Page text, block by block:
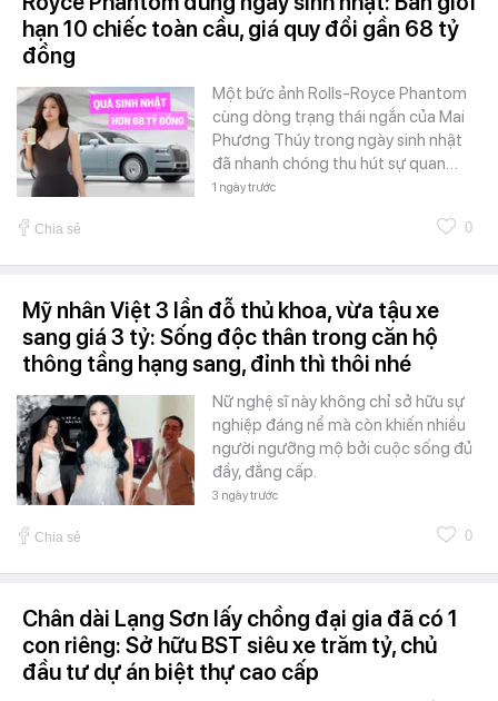
hạn 10 chiếc toàn cầu, giá quy đổi gần 68 tỷ
đồng
Một bức ảnh Rolls-Royce Phantom
cùng dòng trạng thái ngắn của Mai
Phương Thúy trong ngày sinh nhật
đã nhanh chóng thu hút sự quan…
1 ngày trước
Chia sẻ 0
Mỹ nhân Việt 3 lần đỗ thủ khoa, vừa tậu xe
sang giá 3 tỷ: Sống độc thân trong căn hộ
thông tầng hạng sang, đỉnh thì thôi nhé
Nữ nghệ sĩ này không chỉ sở hữu sự
nghiệp đáng nể mà còn khiến nhiều
người ngưỡng mộ bởi cuộc sống đủ
đầy, đẳng cấp.
3 ngày trước
Chia sẻ 0
Chân dài Lạng Sơn lấy chồng đại gia đã có 1
con riêng: Sở hữu BST siêu xe trăm tỷ, chủ
đầu tư dự án biệt thự cao cấp